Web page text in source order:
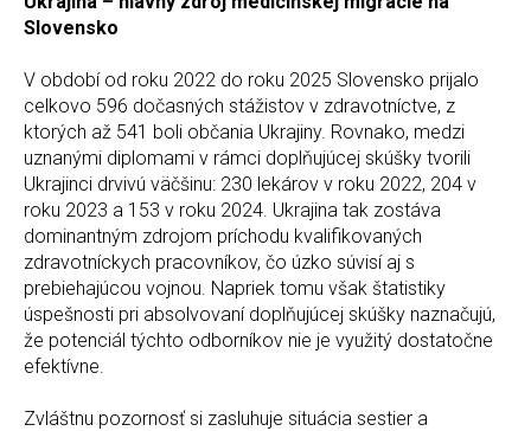
Slovensko
V období od roku 2022 do roku 2025 Slovensko prijalo
celkovo 596 dočasných stážistov v zdravotníctve, z
ktorých až 541 boli občania Ukrajiny. Rovnako, medzi
uznanými diplomami v rámci doplňujúcej skúšky tvorili
Ukrajinci drvivú väčšinu: 230 lekárov v roku 2022, 204 v
roku 2023 a 153 v roku 2024. Ukrajina tak zostáva
dominantným zdrojom príchodu kvalifikovaných
zdravotníckych pracovníkov, čo úzko súvisí aj s
prebiehajúcou vojnou. Napriek tomu však štatistiky
úspešnosti pri absolvovaní doplňujúcej skúšky naznačujú,
že potenciál týchto odborníkov nie je využitý dostatočne
efektívne.
Zvláštnu pozornosť si zasluhuje situácia sestier a